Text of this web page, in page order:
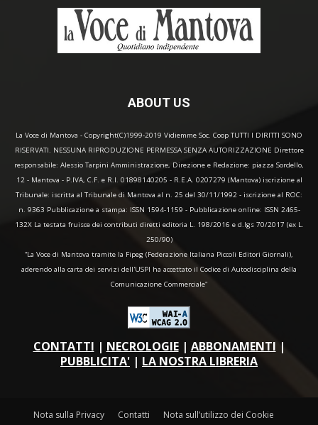
ABOUT US
La Voce di Mantova - Copyright(C)1999-2019 Vidiemme Soc. Coop TUTTI I DIRITTI SONO
RISERVATI. NESSUNA RIPRODUZIONE PERMESSA SENZA AUTORIZZAZIONE Direttore
responsabile: Alessio Tarpini Amministrazione, Direzione e Redazione: piazza Sordello,
12 - Mantova - P.IVA, C.F. e R.I. 01898140205 - R.E.A. 0207279 (Mantova) iscrizione al
Tribunale: iscritta al Tribunale di Mantova al n. 25 del 30/11/1992 - iscrizione al ROC:
n. 9363 Pubblicazione a stampa: ISSN 1594-1159 - Pubblicazione online: ISSN 2465-
132X La testata fruisce dei contributi diretti editoria L. 198/2016 e d.lgs 70/2017 (ex L.
250/90)
“La Voce di Mantova tramite la Fipeg (Federazione Italiana Piccoli Editori Giornali),
aderendo alla carta dei servizi dell'USPI ha accettato il Codice di Autodisciplina della
Comunicazione Commerciale"
CONTATTI | NECROLOGIE| ABBONAMENTI |
PUBBLICITA' | LA NOSTRA LIBRERIA
Nota sulla Privacy Contatti
Nota sull’utilizzo dei Cookie